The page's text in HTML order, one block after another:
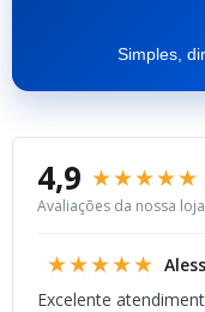
Simples,
4,9 ★★★★★
Avaliações da nossa
★★★★★
Excelente